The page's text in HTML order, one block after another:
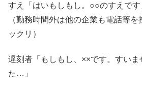
すえ「はいもしもし。○○のすえです
（勤務時間外は他の企業も電話等
ックリ）
遅刻者「もしもし、××です。すいま
た…」